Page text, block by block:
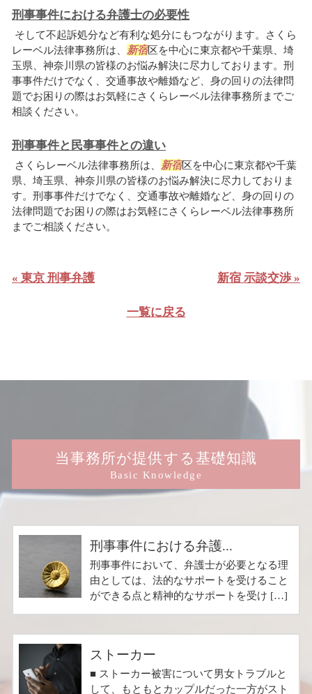
刑事事件における弁護士の必要性
そして不起訴処分など有利な処分にもつながります。さくら
レーベル法律事務所は、 新宿区を中心に東京都や千葉県、埼
玉県、神奈川県の皆様のお悩み解決に尽力しております。刑
事事件だけでなく、交通事故や離婚など、身の回りの法律問
題でお困りの際はお気軽にさくらレーベル法律事務所までご
相談ください。
刑事事件と民事事件との違い
さくらレーベル法律事務所は、 新宿区を中心に東京都や千葉
県、埼玉県、神奈川県の皆様のお悩み解決に尽力しておりま
す。刑事事件だけでなく、交通事故や離婚など、身の回りの
法律問題でお困りの際はお気軽にさくらレーベル法律事務所
までご相談ください。
« 東京 刑事弁護 新宿 示談交渉 »
一覧に戻る
当事務所が提供する基礎知識
Basic Knowledge
刑事事件における弁護...
刑事事件において、弁護士が必要となる理
由としては、法的なサポートを受けること
ができる点と精神的なサポートを受け […]
ストーカー
■ ストーカー被害について男女トラブルと
して、もともとカップルだった一方がスト